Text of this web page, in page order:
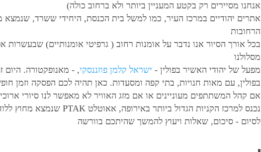
אנחנו מסיירים רק בקטע המעניין ביותר ולא ברחוב כולה)
אתרים יהודיים במרכז העיר, כמו למשל בית הכנסת, היחידי ששרד,
הרחובות
בכל אורך הסיור אנו נדבר על אומנות רחוב ( גרפיטי אומנותיים) שבעשרות
מסלולנו
מפעל של יהודי האשיר בפולין - ישראל קלמן פוזננסקי, - מאנופקטורה.
בפולין, עם מאות חנויות, בתי קפה ומסעדות. כאן תהיה לכם הפסקה וזמן
אם קהל המשתתפים מעוניינים או אם מזג האוויר לא מאפשר לנו סיורי
נכנס למרכז הקניות הגדול ביותר באירופה, אאוטלט PTAK שנמצא מחוץ ללודז', בדרך לורשה
לסיום - סיכום, שאלות ויעוץ להמשך שהיתכם בוורשה